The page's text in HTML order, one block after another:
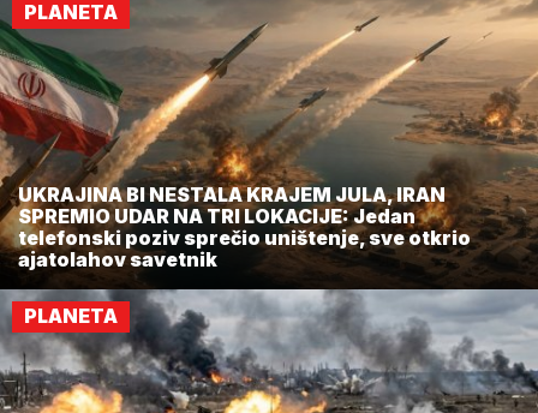
PLANETA
UKRAJINA BI NESTALA KRAJEM JULA, IRAN
SPREMIO UDAR NA TRI LOKACIJE: Jedan
telefonski poziv sprečio uništenje, sve otkrio
ajatolahov savetnik
PLANETA